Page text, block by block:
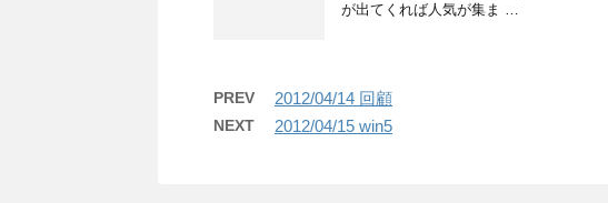
が出てくれば人気が集ま …
PREV 2012/04/14 回顧
NEXT 2012/04/15 win5